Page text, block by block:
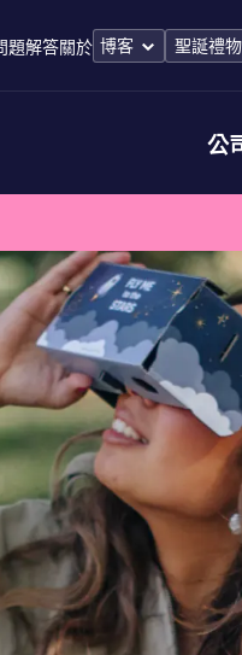
題解答關於 博客 聖誕禮物
公